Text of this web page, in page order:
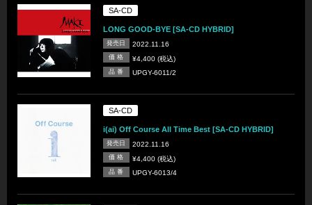
SA-CD
LONG GOOD-BYE [SA-CD HYBRID]
発売日 2022.11.16
価 格 ¥4,400 (税込)
品 番 UPGY-6011/2
SA-CD
i(ai) Off Course All Time Best [SA-CD HYBRID]
発売日 2022.11.16
価 格 ¥4,400 (税込)
品 番 UPGY-6013/4